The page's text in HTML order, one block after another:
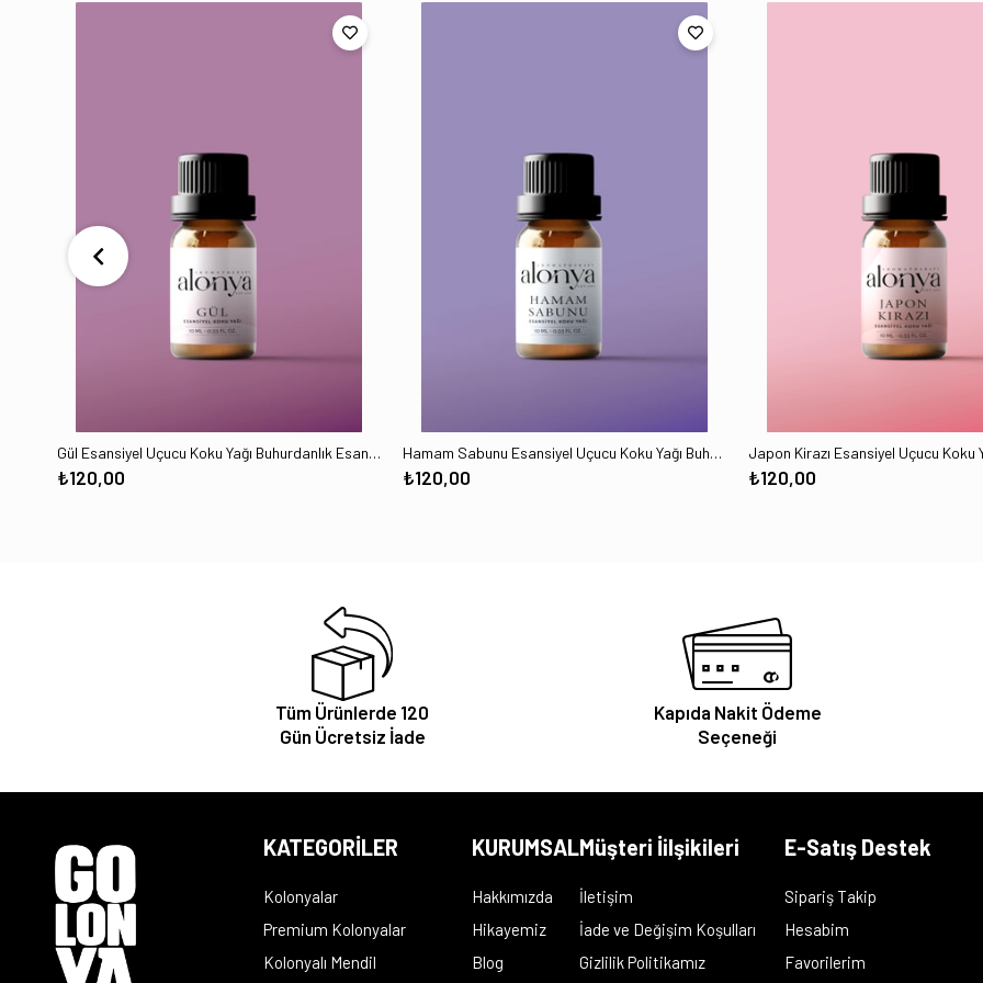
Gül Esansiyel Uçucu Koku Yağı Buhurdanlık Esansı Oda Kokusu ve Aromaterapi Yağı 10 ML
₺120,00
Hamam Sabunu Esansiyel Uçucu Koku Yağı Buhurdanlık Esansı Oda Kokusu Aromaterapi Yağı 10 ML
₺120,00 ₺120,00
Tüm Ürünlerde 120
Gün Ücretsiz İade
Kapıda Nakit Ödeme
Seçeneği
KATEGORİLER
Kolonyalar
Premium Kolonyalar
Kolonyalı Mendil
KURUMSAL
Hakkımızda
Hikayemiz
Blog
Müşteri İilşikileri
İletişim
İade ve Değişim Koşulları
Gizlilik Politikamız
E-Satış Destek
Sipariş Takip
Hesabim
Favorilerim